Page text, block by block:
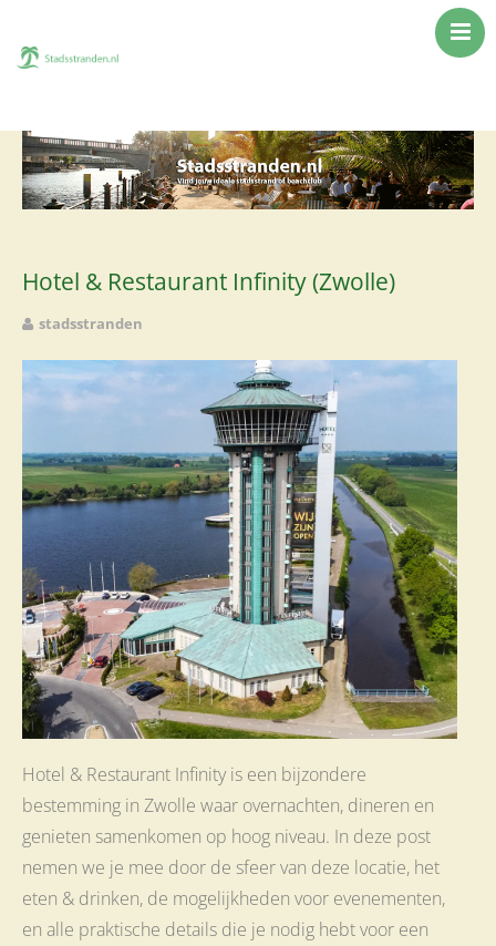
Beachclub
Lounge
Club
Rooftop
Foodcourt
Hotel & Restaurant Infinity (Zwolle)
stadsstranden
Hotel & Restaurant Infinity is een bijzondere
bestemming in Zwolle waar overnachten, dineren en
genieten samenkomen op hoog niveau. In deze post
nemen we je mee door de sfeer van deze locatie, het
eten & drinken, de mogelijkheden voor evenementen,
en alle praktische details die je nodig hebt voor een